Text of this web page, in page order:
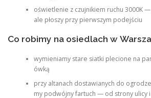
oświetlenie z czujnikiem ruchu 3000K
ale płoszy przy pierwszym podejściu
Co robimy na osiedlach w
wymieniamy stare siatki plecione na
ówką
przy altanach dostawianych do
my podwójny fartuch — od strony ulicy